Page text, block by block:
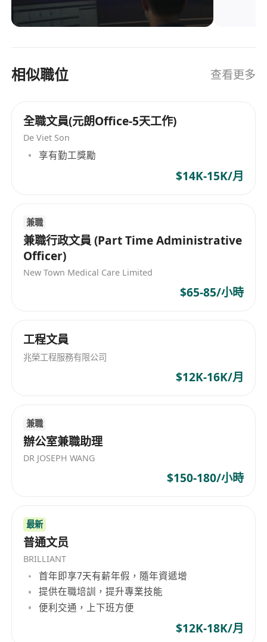
相似職位 查看更多
全職文員(元朗Office-5天工作)
De Viet Son
享有勤工獎勵
$14K-15K/月
兼職
兼職行政文員 (Part Time Administrative
Officer)
New Town Medical Care Limited
$65-85/小時
工程文員
兆榮工程服務有限公司
$12K-16K/月
兼職
辦公室兼職助理
DR JOSEPH WANG
$150-180/小時
最新
普通文员
BRILLIANT
首年即享7天有薪年假，隨年資遞增
提供在職培訓，提升專業技能
便利交通，上下班方便
$12K-18K/月